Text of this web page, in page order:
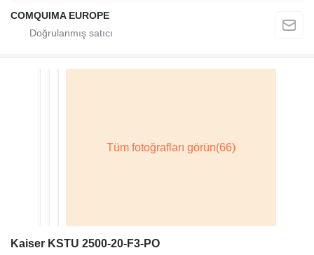
COMQUIMA EUROPE
Kaiser KSTU 2500-20-F3-PO